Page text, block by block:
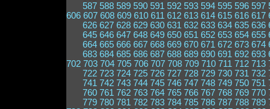
587 588 589 590 591 592 593 594 595 596 597
606 607 608 609 610 611 612 613 614 615 616 617
626 627 628 629 630 631 632 633 634 635 636
645 646 647 648 649 650 651 652 653 654 655
664 665 666 667 668 669 670 671 672 673 674
683 684 685 686 687 688 689 690 691 692 693
702 703 704 705 706 707 708 709 710 711 712 713
722 723 724 725 726 727 728 729 730 731 732
741 742 743 744 745 746 747 748 749 750 751
760 761 762 763 764 765 766 767 768 769 770
779 780 781 782 783 784 785 786 787 788 789